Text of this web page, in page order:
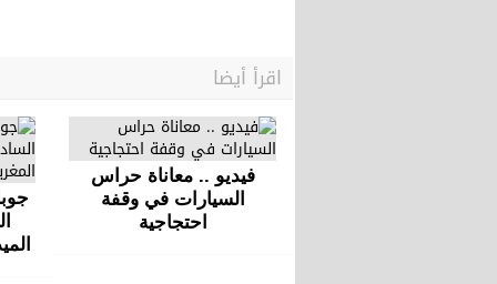
اقرأ أيضا
فيديو .. معاناة حراس
السيارات في وقفة
احتجاجية